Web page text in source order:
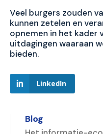
Veel burgers zouden
kunnen zetelen en
opnemen in het kader
uitdagingen waaraan
bieden.
LinkedIn
Blog